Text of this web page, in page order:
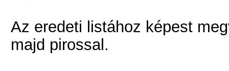
Az eredeti listához képest
majd pirossal.